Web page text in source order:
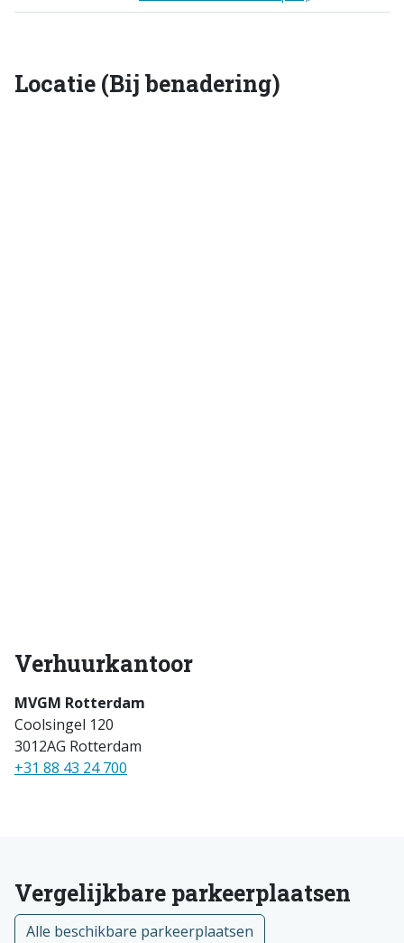
Locatie (Bij benadering)
Verhuurkantoor
MVGM Rotterdam
Coolsingel 120
3012AG Rotterdam
+31 88 43 24 700
Vergelijkbare parkeerplaatsen
Alle beschikbare parkeerplaatsen